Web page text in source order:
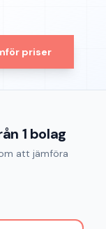
priser
1 bolag
att jämföra